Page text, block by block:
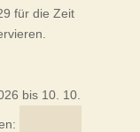
für die Zeit
bis 10. 10.